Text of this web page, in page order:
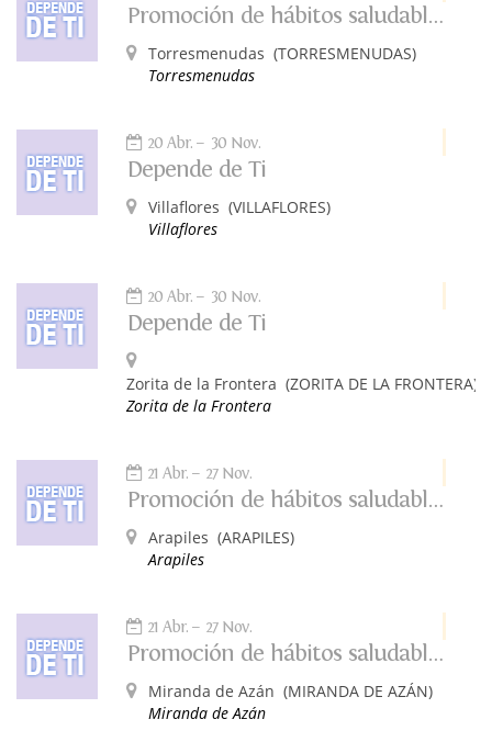
Promoción de hábitos saludables: Depende de ti
Torresmenudas (TORRESMENUDAS)
Torresmenudas
20 Abr. 30 Nov.
Depende de Ti
Villaflores (VILLAFLORES)
Villaflores
20 Abr. 30 Nov.
Depende de Ti
Zorita de la Frontera (ZORITA DE LA FRONTERA)
Zorita de la Frontera
21 Abr. 27 Nov.
Promoción de hábitos saludables. Depende de ti.
Arapiles (ARAPILES)
Arapiles
21 Abr. 27 Nov.
Promoción de hábitos saludables. Depende de ti.
Miranda de Azán (MIRANDA DE AZÁN)
Miranda de Azán